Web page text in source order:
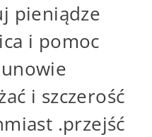
pieniądze
i pomoc
i szczerość
.przejść